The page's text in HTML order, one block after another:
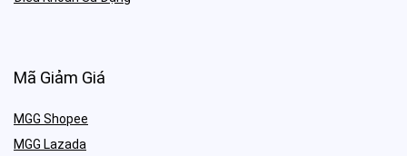
Mã Giảm Giá
MGG Shopee
MGG Lazada